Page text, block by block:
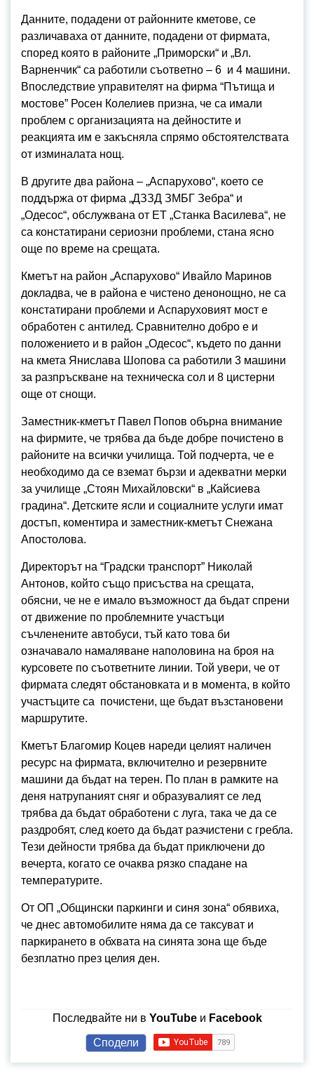
Данните, подадени от районните кметове, се
различаваха от данните, подадени от фирмата,
според която в районите „Приморски“ и „Вл.
Варненчик“ са работили съответно – 6 и 4 машини.
Впоследствие управителят на фирма “Пътища и
мостове” Росен Колелиев призна, че са имали
проблем с организацията на дейностите и
реакцията им е закъсняла спрямо обстоятелствата
от изминалата нощ.
В другите два района – „Аспарухово“, което се
поддържа от фирма „ДЗЗД ЗМБГ Зебра“ и
„Одесос“, обслужвана от ЕТ „Станка Василева“, не
са констатирани сериозни проблеми, стана ясно
още по време на срещата.
Кметът на район „Аспарухово“ Ивайло Маринов
докладва, че в района е чистено денонощно, не са
констатирани проблеми и Аспаруховият мост е
обработен с антилед. Сравнително добро е и
положението и в район „Одесос“, където по данни
на кмета Янислава Шопова са работили 3 машини
за разпръскване на техническа сол и 8 цистерни
още от снощи.
Заместник-кметът Павел Попов обърна внимание
на фирмите, че трябва да бъде добре почистено в
районите на всички училища. Той подчерта, че е
необходимо да се вземат бързи и адекватни мерки
за училище „Стоян Михайловски“ в „Кайсиева
градина“. Детските ясли и социалните услуги имат
достъп, коментира и заместник-кметът Снежана
Апостолова.
Директорът на “Градски транспорт” Николай
Антонов, който също присъства на срещата,
обясни, че не е имало възможност да бъдат спрени
от движение по проблемните участъци
съчленените автобуси, тъй като това би
означавало намаляване наполовина на броя на
курсовете по съответните линии. Той увери, че от
фирмата следят обстановката и в момента, в който
участъците са почистени, ще бъдат възстановени
маршрутите.
Кметът Благомир Коцев нареди целият наличен
ресурс на фирмата, включително и резервните
машини да бъдат на терен. По план в рамките на
деня натрупаният сняг и образувалият се лед
трябва да бъдат обработени с луга, така че да се
раздробят, след което да бъдат разчистени с гребла.
Тези дейности трябва да бъдат приключени до
вечерта, когато се очаква рязко спадане на
температурите.
От ОП „Общински паркинги и синя зона“ обявиха,
че днес автомобилите няма да се таксуват и
паркирането в обхвата на синята зона ще бъде
безплатно през целия ден.
Последвайте ни в YouTubeи Facebook
Сподели